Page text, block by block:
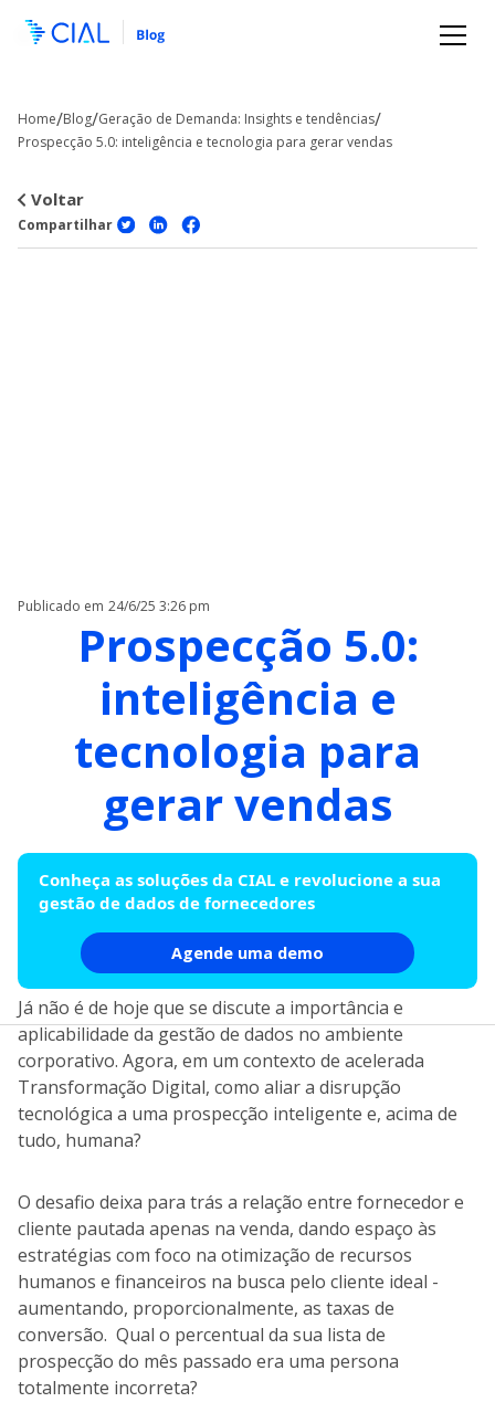
Home/Blog/Geração de Demanda: Insights e tendências/
Prospecção 5.0: inteligência e tecnologia para gerar vendas
Voltar
Compartilhar
Publicado em 24/6/25 3:26 pm
Prospecção 5.0:
inteligência e
tecnologia para
gerar vendas
Conheça as soluções da CIAL e revolucione a sua
gestão de dados de fornecedores
Agende uma demo
Já não é de hoje que se discute a importância e
aplicabilidade da gestão de dados no ambiente
corporativo. Agora, em um contexto de acelerada
Transformação Digital, como aliar a disrupção
tecnológica a uma prospecção inteligente e, acima de
tudo, humana?
O desafio deixa para trás a relação entre fornecedor e
cliente pautada apenas na venda, dando espaço às
estratégias com foco na otimização de recursos
humanos e financeiros na busca pelo cliente ideal -
aumentando, proporcionalmente, as taxas de
conversão. Qual o percentual da sua lista de
prospecção do mês passado era uma persona
totalmente incorreta?